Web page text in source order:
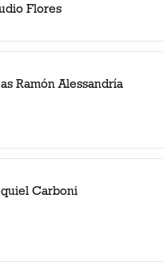
Flores
Ramón Alessandría
Carboni